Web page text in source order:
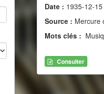
Date : 1935-12-15
Source : Mercure
Mots clés :
Consulter